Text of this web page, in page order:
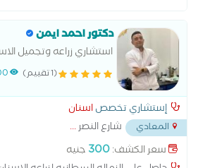
الطبيعية واستعادة وظيفتها ومظهرها
حشوات الأسنان التجميلية (الكومبوزيت)،
الحشوات القديمة، وعلاج حساسية الأسنان،
المكسورة أو المتآكلة، وإعادة بناء الأسنان
الحرص على استخدام مواد عالية الجودة
المتانة والمظهر الطبيعي. يحرص على تقديم
بالفحص والتشخيص ووضع خطة علاجية
الاهتمام براحة المريض، والحفاظ على صحة
ابتسامة صحية وجميلة تدوم لأطول فترة
دكتور احمد ايمن
استشاري زراعه وتجميل
(1 تقييم)
إستشاري تخصصاسنان
المعادي شارع النصر...
سعر الكشف:300 جنيه